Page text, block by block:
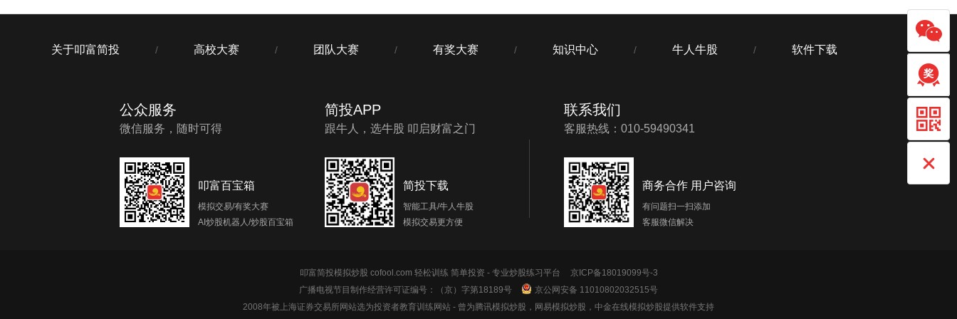
关于叩富简投 / 高校大赛 / 团队大赛 / 有奖大赛 / 知识中心 / 牛人牛股 / 软件下载
公众服务
微信服务，随时可得
叩富百宝箱
模拟交易/有奖大赛
AI炒股机器人/炒股百宝箱
简投APP
跟牛人，选牛股 叩启财富之门
简投下载
智能工具/牛人牛股
模拟交易更方便
联系我们
客服热线：010-59490341
商务合作 用户咨询
有问题扫一扫添加
客服微信解决
叩富简投模拟炒股 cofool.com 轻松训练 简单投资 - 专业炒股练习平台
京ICP备18019099号-3
广播电视节目制作经营许可证编号：（京）字第18189号
京公网安备 11010802032515号
2008年被上海证券交易所网站选为投资者教育训练网站 - 曾为腾讯模拟炒股，网易模拟炒股，中金在线模拟炒股提供软件支持